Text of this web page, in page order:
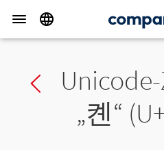
Previous char
„켼“